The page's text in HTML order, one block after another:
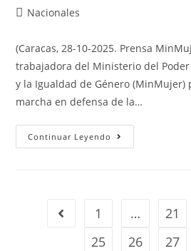
Nacionales
(Caracas, 28-10-2025. Prensa
trabajadora del Ministerio del
y la Igualdad de Género (MinMujer)
marcha en defensa de la…
Continuar Leyendo
1 … 21
25
26 27